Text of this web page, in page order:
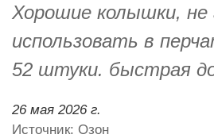
Хорошие колышки, не
использовать в
52 штуки. быстрая
26 мая 2026 г.
Источник: Озон